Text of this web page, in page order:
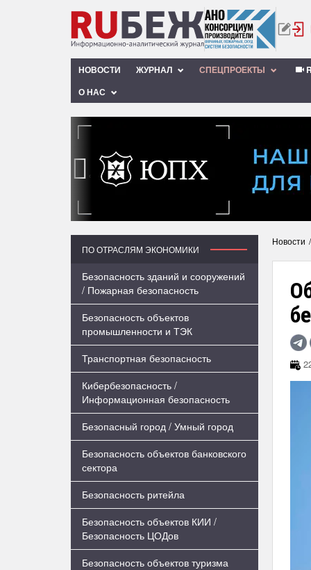
НОВОСТИ ЖУРНАЛ СПЕЦПРОЕКТЫ
О НАС
‹
ПО ОТРАСЛЯМ ЭКОНОМИКИ
Безопасность зданий и сооружений
/ Пожарная безопасность
Безопасность объектов
промышленности и ТЭК
Транспортная безопасность
Кибербезопасность /
Информационная безопасность
Безопасный город / Умный город
Безопасность объектов банковского
сектора
Безопасность ритейла
Безопасность объектов КИИ /
Безопасность ЦОДов
Безопасность объектов туризма
Новости